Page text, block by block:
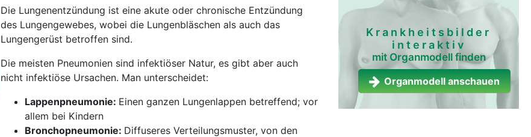
Die Lungenentzündung ist eine akute oder chronische Entzündung
des Lungengewebes, wobei die Lungenbläschen als auch das
Lungengerüst betroffen sind.
Die meisten Pneumonien sind infektiöser Natur, es gibt aber auch
nicht infektiöse Ursachen. Man unterscheidet:
Lappenpneumonie: Einen ganzen Lungenlappen betreffend; vor
allem bei Kindern
Bronchopneumonie: Diffuseres Verteilungsmuster, von den
Krankheitsbilder
interaktiv
mit Organmodell finden
Organmodell anschauen